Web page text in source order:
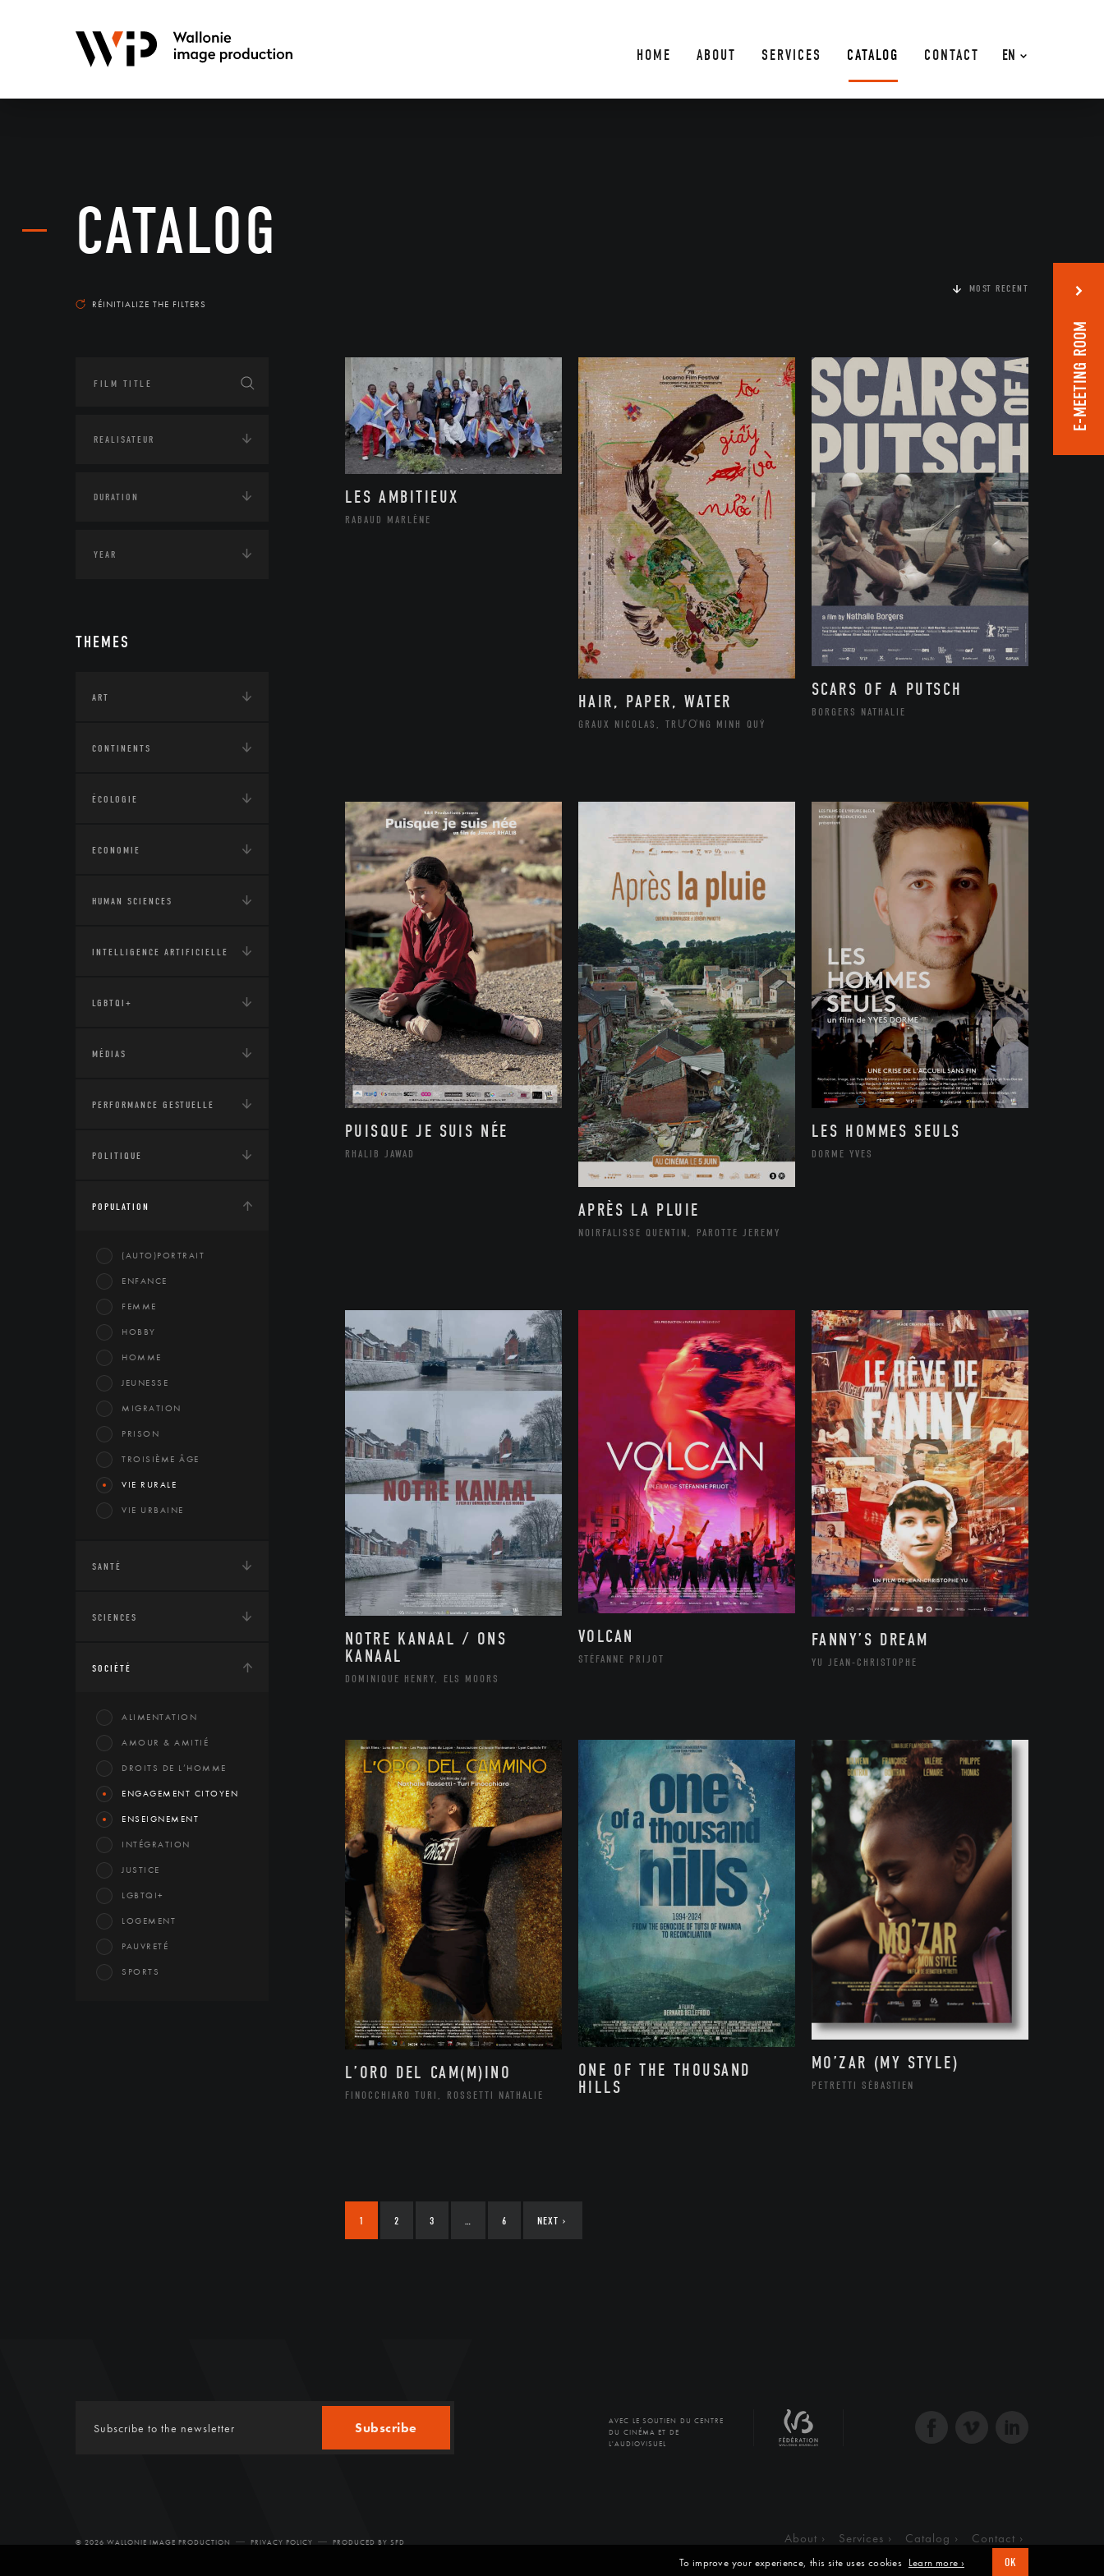
EN
HOME ABOUT SERVICES CATALOG CONTACT
CATALOG
RÉINITIALIZE THE FILTERS
THEMES
ART
CONTINENTS
ÉCOLOGIE
ECONOMIE
HUMAN SCIENCES
INTELLIGENCE ARTIFICIELLE
LGBTQI+
MÉDIAS
PERFORMANCE GESTUELLE
POLITIQUE
POPULATION
(AUTO)PORTRAIT
ENFANCE
FEMME
HOBBY
HOMME
JEUNESSE
MIGRATION
PRISON
TROISIÈME ÂGE
VIE RURALE
VIE URBAINE
SANTÉ
SCIENCES
SOCIÉTÉ
ALIMENTATION
AMOUR & AMITIÉ
DROITS DE L’HOMME
ENGAGEMENT CITOYEN
ENSEIGNEMENT
INTÉGRATION
JUSTICE
LGBTQI+
LOGEMENT
PAUVRETÉ
SPORTS
MOST RECENT
LES AMBITIEUX
RABAUD MARLÈNE
HAIR, PAPER, WATER
GRAUX NICOLAS, TRƯƠNG MINH QUÝ
SCARS OF A PUTSCH
BORGERS NATHALIE
PUISQUE JE SUIS NÉE
RHALIB JAWAD
APRÈS LA PLUIE
NOIRFALISSE QUENTIN, PAROTTE JEREMY
LES HOMMES SEULS
DORME YVES
NOTRE KANAAL / ONS
KANAAL
DOMINIQUE HENRY, ELS MOORS
VOLCAN
STÉFANNE PRIJOT
FANNY’S DREAM
YU JEAN-CHRISTOPHE
L’ORO DEL CAM(M)INO
FINOCCHIARO TURI, ROSSETTI NATHALIE
ONE OF THE THOUSAND
HILLS
MO’ZAR (MY STYLE)
PETRETTI SÉBASTIEN
1 2 3 … 6 NEXT ›
Subscribe
AVEC LE SOUTIEN DU CENTRE
DU CINÉMA ET DE
L'AUDIOVISUEL
© 2026 WALLONIE IMAGE PRODUCTION PRIVACY POLICY PRODUCED BY SFD About Services Catalog Contact
E-MEETING ROOM
To improve your experience, this site uses cookies Learn more › OK